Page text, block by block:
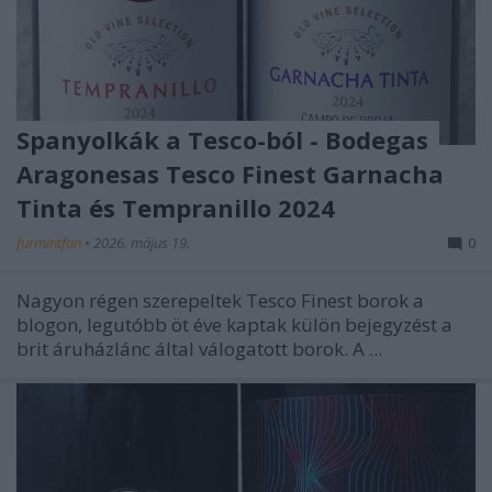
Spanyolkák a Tesco-ból - Bodegas
Aragonesas Tesco Finest Garnacha
Tinta és Tempranillo 2024
furmintfan • 2026. május 19. 0
Nagyon régen szerepeltek Tesco Finest borok a
blogon, legutóbb öt éve kaptak külön bejegyzést a
brit áruházlánc által válogatott borok. A ...